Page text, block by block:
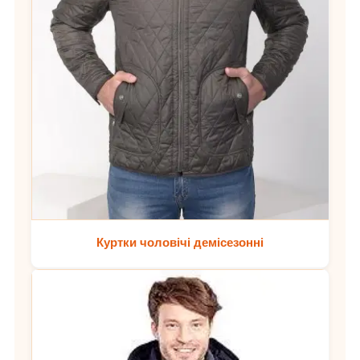
Куртки чоловічі демісезонні